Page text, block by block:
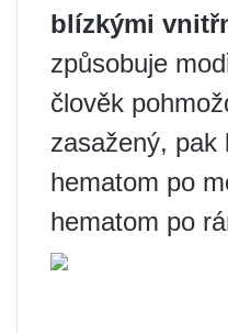
blízkými
způsobuje
člověk
zasažený, pak
hematom po
hematom po